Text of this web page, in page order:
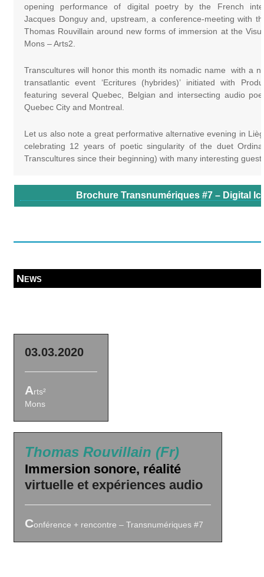
opening performance of digital poetry by the French
Jacques Donguy and, upstream, a conference-meeting with
Thomas Rouvillain around new forms of immersion at the
Mons – Arts2.
Transcultures will honor this month its nomadic name with a
transatlantic event ‘Ecritures (hybrides)’ initiated with
featuring several Quebec, Belgian and intersecting audio
Quebec City and Montreal.
Let us also note a great performative alternative evening in
celebrating 12 years of poetic singularity of the duet
Transcultures since their beginning) with many interesting guest
Brochure Transnumériques #7 – Digital
News
03.03.2020
Arts²
Mons
Thomas Rouvillain (Fr)
Immersion sonore, réalité
virtuelle et expériences audio
Conférence + rencontre – Transnumériques #7